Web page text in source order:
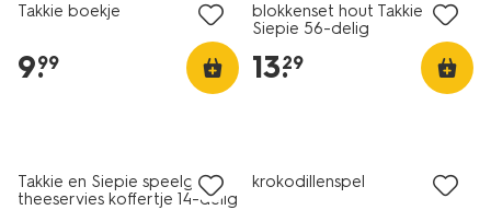
Takkie boekje
9.
99
blokkenset hout Takkie en
Siepie 56-delig
13.
29
Takkie en Siepie speelgoed
theeservies koffertje 14-delig
krokodillenspel